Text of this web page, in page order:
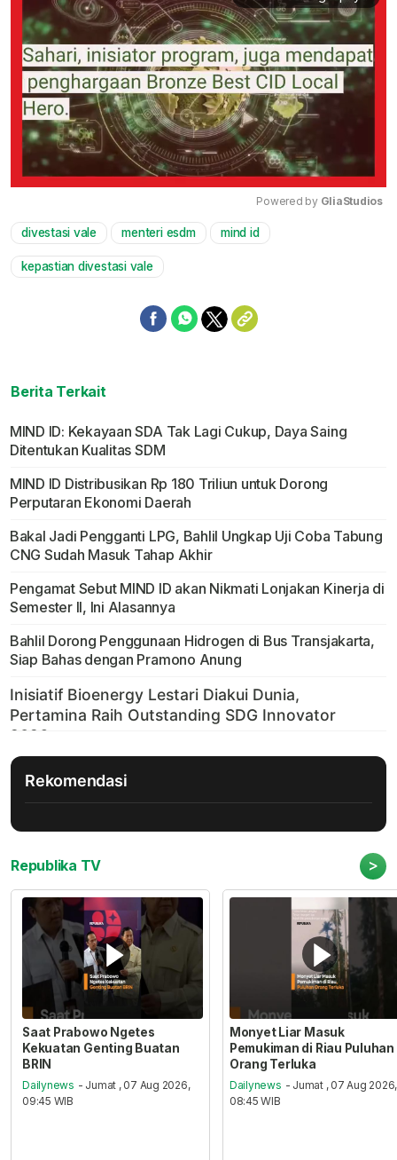
Powered by GliaStudios
divestasi vale menteri esdm mind id
kepastian divestasi vale
Berita Terkait
MIND ID: Kekayaan SDA Tak Lagi Cukup, Daya Saing
Ditentukan Kualitas SDM
MIND ID Distribusikan Rp 180 Triliun untuk Dorong
Perputaran Ekonomi Daerah
Bakal Jadi Pengganti LPG, Bahlil Ungkap Uji Coba Tabung
CNG Sudah Masuk Tahap Akhir
Pengamat Sebut MIND ID akan Nikmati Lonjakan Kinerja di
Semester II, Ini Alasannya
Bahlil Dorong Penggunaan Hidrogen di Bus Transjakarta,
Siap Bahas dengan Pramono Anung
Rekomendasi
Republika TV >
Saat Prabowo Ngetes
Kekuatan Genting Buatan
BRIN
Dailynews - Jumat , 07 Aug 2026,
09:45 WIB
Monyet Liar Masuk
Pemukiman di Riau Puluhan
Orang Terluka
Dailynews - Jumat , 07 Aug 2026,
08:45 WIB